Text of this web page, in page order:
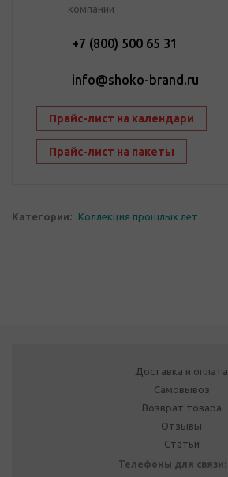
компании
+7 (800) 500 65 31
info@shoko-brand.ru
Прайс-лист на календари
Прайс-лист на пакеты
Категории: Коллекция прошлых лет
Доставка и оплата
Самовывоз
Возврат товара
Отзывы
Статьи
Телефоны для связи: